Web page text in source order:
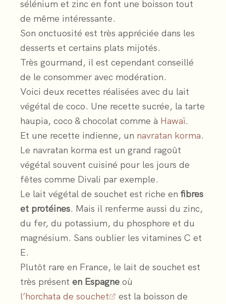
sélénium et zinc en font une boisson tout
de même intéressante.
Son onctuosité est très appréciée dans les
desserts et certains plats mijotés.
Très gourmand, il est cependant conseillé
de le consommer avec modération.
Voici deux recettes réalisées avec du lait
végétal de coco. Une recette sucrée, la tarte
haupia, coco & chocolat comme à Hawaï.
Et une recette indienne, un navratan korma.
Le navratan korma est un grand ragoût
végétal souvent cuisiné pour les jours de
fêtes comme Divali par exemple.
Le lait végétal de souchet est riche en fibres
et protéines. Mais il renferme aussi du zinc,
du fer, du potassium, du phosphore et du
magnésium. Sans oublier les vitamines C et
E.
Plutôt rare en France, le lait de souchet est
très présent en Espagne où
l’horchata de souchet
est la boisson de